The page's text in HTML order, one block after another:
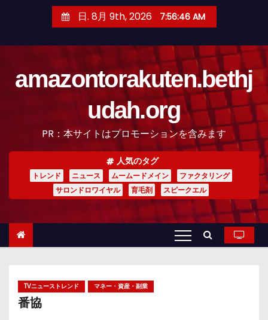
日. 8月 9th, 2026 7:56:47 AM
amazontorakuten.bethj
udah.org
PR：本サイトはプロモーションを含みます
人気のタグ
トレンド ニュース ムームードメイン
ファクタリング
サロンドロワイヤル
育毛剤 スピークエル
TVニューストレンド マネー・資産・副業
番協